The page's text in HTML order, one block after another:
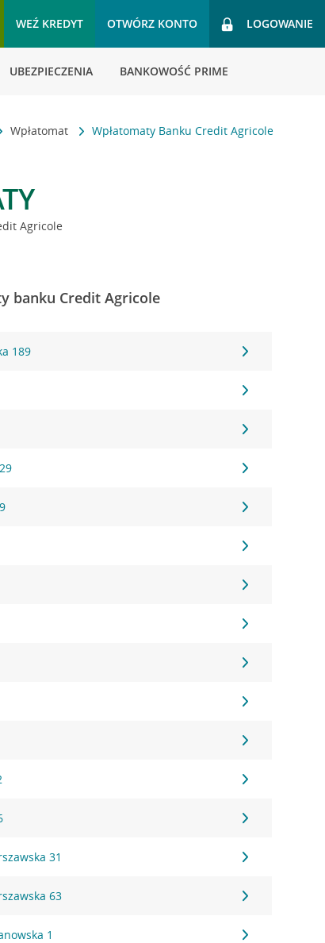
WEŹ KREDYT OTWÓRZ KONTO LOGOWANIE
UBEZPIECZENIA BANKOWOŚĆ PRIME
Wpłatomat Wpłatomaty Banku Credit Agricole
Agricole
banku Credit Agricole
189
31
63
1